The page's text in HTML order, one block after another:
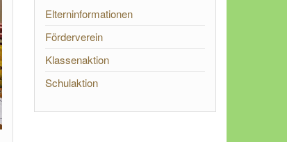
Elterninformationen
Förderverein
Klassenaktion
Schulaktion